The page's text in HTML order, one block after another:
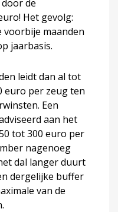
de
Het gevolg:
voorbije maanden
jaarbasis.
leidt dan al tot
euro per zeug ten
Een
aan het
tot 300 euro per
nagenoeg
dal langer duurt
dergelijke buffer
van de